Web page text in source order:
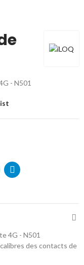
- N501
4G - N501
des contacts de